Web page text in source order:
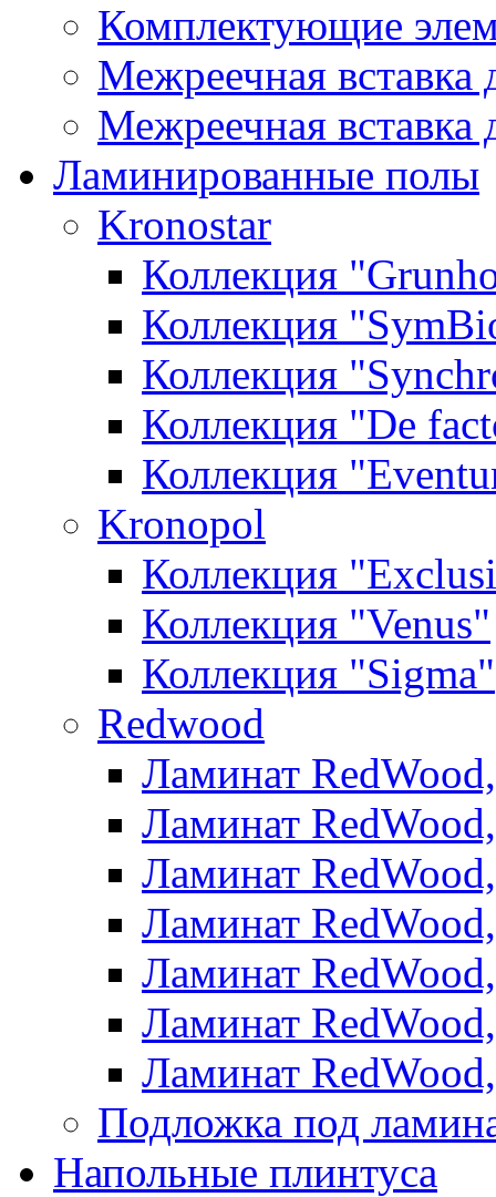
Комплектующие
Межреечная вставка
Межреечная вставка
Ламинированные полы
Kronostar
Коллекция
Коллекция
Коллекция
Коллекция "De
Коллекция
Kronopol
Коллекция
Коллекция "Venus"
Коллекция "Sigma"
Redwood
Ламинат
Ламинат
Ламинат
Ламинат
Ламинат
Ламинат
Ламинат
Подложка под
Напольные плинтуса